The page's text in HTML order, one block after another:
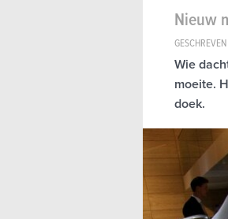
Nieuw
Wie
moeite.
doek.